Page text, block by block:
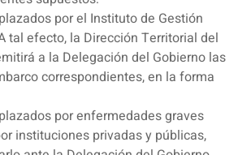
por el Instituto de Gestión
tal efecto, la Dirección Territorial del
a la Delegación del Gobierno las
correspondientes, en la forma
por enfermedades graves
instituciones privadas y públicas,